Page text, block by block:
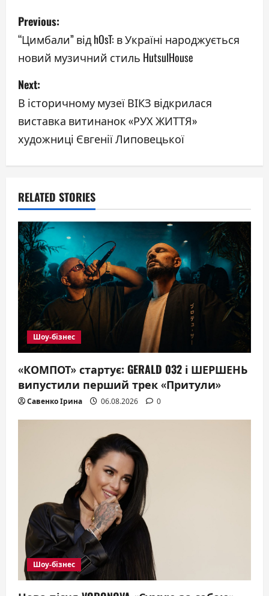
P
o
s
t
n
a
v
i
g
a
t
i
n
Previous:
“Цимбали” від hOsT: в Україні народжується
новий музичний стиль HutsulHouse
Next:
В історичному музеї ВІКЗ відкрилася
виставка витинанок «РУХ ЖИТТЯ»
художниці Євгенії Липовецької
RELATED STORIES
Шоу-бізнес
«КОМПОТ» стартує: GERALD 032 і ШЕРШЕНЬ
випустили перший трек «Притули»
Савенко Ірина 06.08.2026 0
Шоу-бізнес